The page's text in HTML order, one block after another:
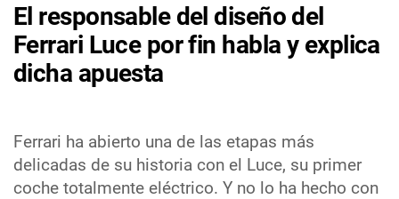
El responsable del diseño del
Ferrari Luce por fin habla y explica
dicha apuesta
Ferrari ha abierto una de las etapas más
delicadas de su historia con el Luce, su primer
coche totalmente eléctrico. Y no lo ha hecho con